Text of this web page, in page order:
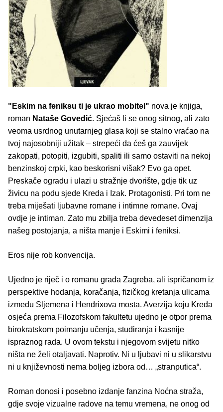
"Eskim na feniksu ti je ukrao mobitel" nova je knjiga,
roman Nataše Govedić. Sjećaš li se onog sitnog, ali zato
veoma usrdnog unutarnjeg glasa koji se stalno vraćao na
tvoj najosobniji užitak – strepeći da ćeš ga zauvijek
zakopati, potopiti, izgubiti, spaliti ili samo ostaviti na nekoj
benzinskoj crpki, kao beskorisni višak? Evo ga opet.
Preskače ogradu i ulazi u stražnje dvorište, gdje tik uz
živicu na podu sjede Kreda i Izak. Protagonisti. Pri tom ne
treba miješati ljubavne romane i intimne romane. Ovaj
ovdje je intiman. Zato mu zbilja treba devedeset dimenzija
našeg postojanja, a ništa manje i Eskimi i feniksi.
Eros nije rob konvencija.
Ujedno je riječ i o romanu grada Zagreba, ali ispričanom iz
perspektive hodanja, koračanja, fizičkog kretanja ulicama
između Sljemena i Hendrixova mosta. Averzija koju Kreda
osjeća prema Filozofskom fakultetu ujedno je otpor prema
birokratskom poimanju učenja, studiranja i kasnije
ispraznog rada. U ovom tekstu i njegovom svijetu nitko
ništa ne želi otaljavati. Naprotiv. Ni u ljubavi ni u slikarstvu
ni u književnosti nema boljeg izbora od… „stranputica“.
Roman donosi i posebno izdanje fanzina Noćna straža,
gdje svoje vizualne radove na temu vremena, ne onog od